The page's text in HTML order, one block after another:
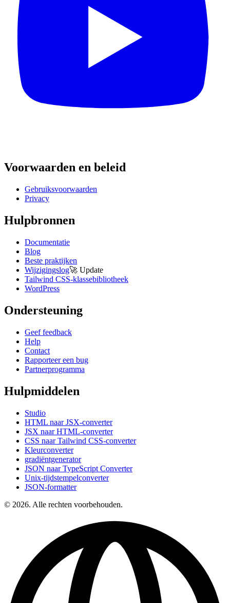
Voorwaarden en beleid
Gebruiksvoorwaarden
Privacy
Hulpbronnen
Documentatie
Blog
Beste praktijken
Wijzigingslog🚀 Update
Tailwind CSS-klassebibliotheek
WordPress
Ondersteuning
Geef feedback
Help
Contact
Rapporteer een bug
Partnerprogramma
Hulpmiddelen
Studio
HTML naar JSX-converter
JSX naar HTML-converter
CSS naar Tailwind CSS-converter
Kleurconverter
gradiëntgenerator
JSON naar TypeScript Converter
Unix-tijdstempelconverter
JSON-formatter
© 2026. Alle rechten voorbehouden.